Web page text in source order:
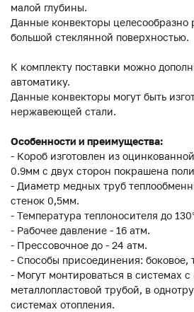
малой глубины.
Данные конвекторы целесообразно
большой стеклянной поверхностью.
К комплекту поставки можно
автоматику.
Данные конвекторы могут быть
нержавеющей стали.
Особенности и преимущества:
- Короб изготовлен из
0.9мм с двух сторон покрашена
- Диаметр медных труб
стенок 0,5мм.
- Температура теплоносителя до
- Рабочее давление - 16 атм.
- Прессовочное до - 24 атм.
- Способы присоединения: боковое,
- Могут монтироваться в системах
металлопластовой трубой, в
системах отопления.